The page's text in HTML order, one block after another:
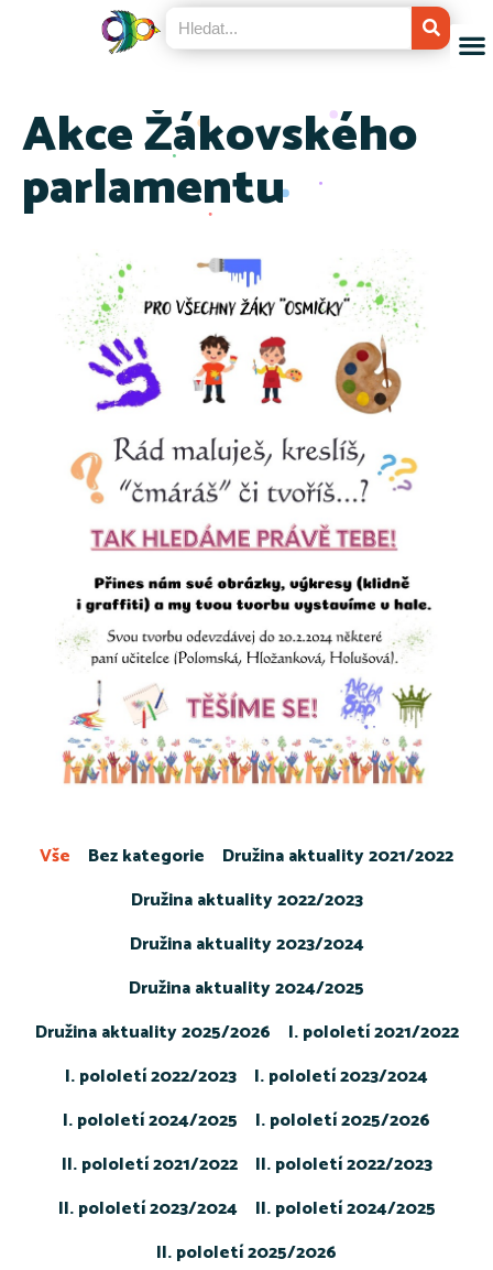
Akce Žákovského
parlamentu
Bez kategorie
Družina aktuality 2021/2022
Družina aktuality 2022/2023
Družina aktuality 2023/2024
Družina aktuality 2024/2025
Družina aktuality 2025/2026
I. pololetí 2021/2022
I. pololetí 2022/2023
I. pololetí 2023/2024
I. pololetí 2024/2025
I. pololetí 2025/2026
II. pololetí 2021/2022
II. pololetí 2022/2023
II. pololetí 2023/2024
II. pololetí 2024/2025
II. pololetí 2025/2026
Vše